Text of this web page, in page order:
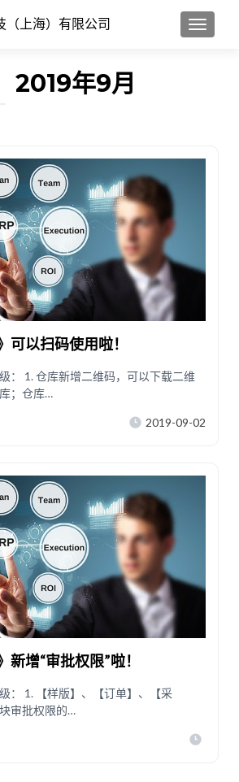
切换导
（上海）有限公司
2019年9月
可以扫码使用啦！
： 1. 仓库新增二维码，可以下载二维
；仓库…
2019-09-02
新增“审批权限”啦！
： 1. 【样版】、【订单】、【采
审批权限的…